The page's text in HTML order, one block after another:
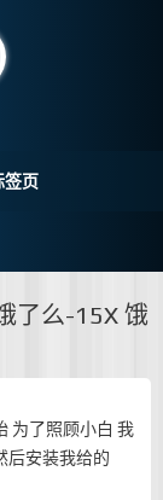
签页
了么-15X 饿
为了照顾小白 我
后安装我给的